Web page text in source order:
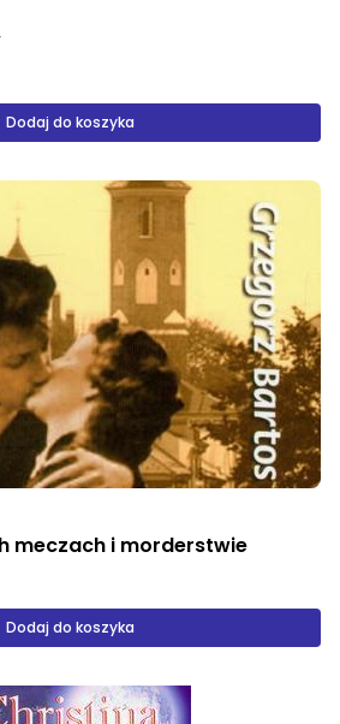
Dodaj do koszyka
meczach i morderstwie
Dodaj do koszyka